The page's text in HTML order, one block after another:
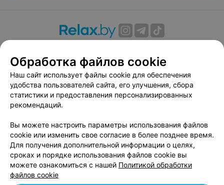
Вакансии
Публичный договор
Способы оплаты
Публичный договор по использованию сервиса
«Афиша»
Пользовательское соглашение
Связаться по вопросам сотрудничества
Написать руководителю relax.by
Персональные настройки cookie
Обработка персональных данных
Обработка файлов cookie
Наш сайт использует файлы cookie для обеспечения
удобства пользователей сайта, его улучшения, сбора
статистики и предоставления персонализированных
рекомендаций.
Вы можете настроить параметры использования файлов
cookie или изменить свое согласие в более позднее время.
Для получения дополнительной информации о целях,
сроках и порядке использования файлов cookie вы
можете ознакомиться с нашей Политикой обработки
файлов cookie